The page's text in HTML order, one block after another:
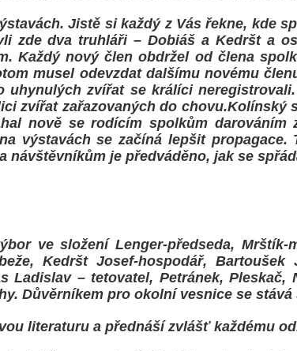
Jistě si každý z Vás řekne, kde
zde dva truhláři – Dobiáš a Kedršt a
Každý nový člen obdržel od člena
musel odevzdat dalšímu novému
uhynulých zvířat se králíci
zvířat zařazovaných do
nově se rodícím spolkům
výstavách se začíná lepšit
návštěvníkům je předváděno, jak se
ve složení Lenger-předseda, Mrštík-
Kedršt Josef-hospodář, Bartoušek
Ladislav – tetovatel, Petránek,
Důvěrníkem pro okolní vesnice se stává
literaturu a přednáší zvlášť každému